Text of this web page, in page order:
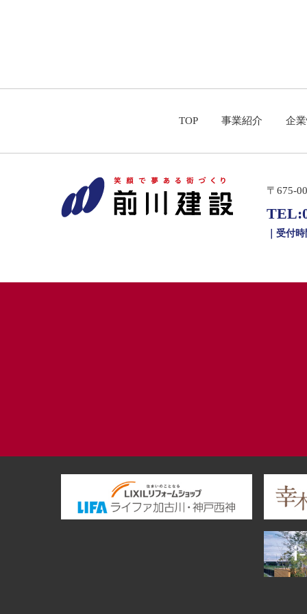
TOP 事業紹介 企
〒675-
TEL:
｜受付